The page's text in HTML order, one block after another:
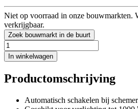
Niet op voorraad in onze bouwmarkten.
verkrijgbaar.
Zoek bouwmarkt in de buurt
In winkelwagen
Productomschrijving
Automatisch schakelen bij